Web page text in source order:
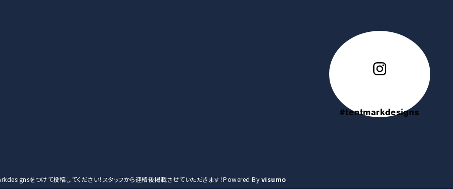
#tentmarkdesigns
をつけて投稿してください！スタッフから連絡後掲載させていただきます！Powered By visumo